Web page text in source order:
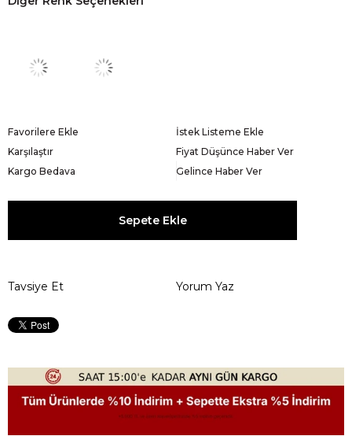
Favorilere Ekle
İstek Listeme Ekle
Karşılaştır
Fiyat Düşünce Haber Ver
Kargo Bedava
Gelince Haber Ver
Tavsiye Et Yorum Yaz